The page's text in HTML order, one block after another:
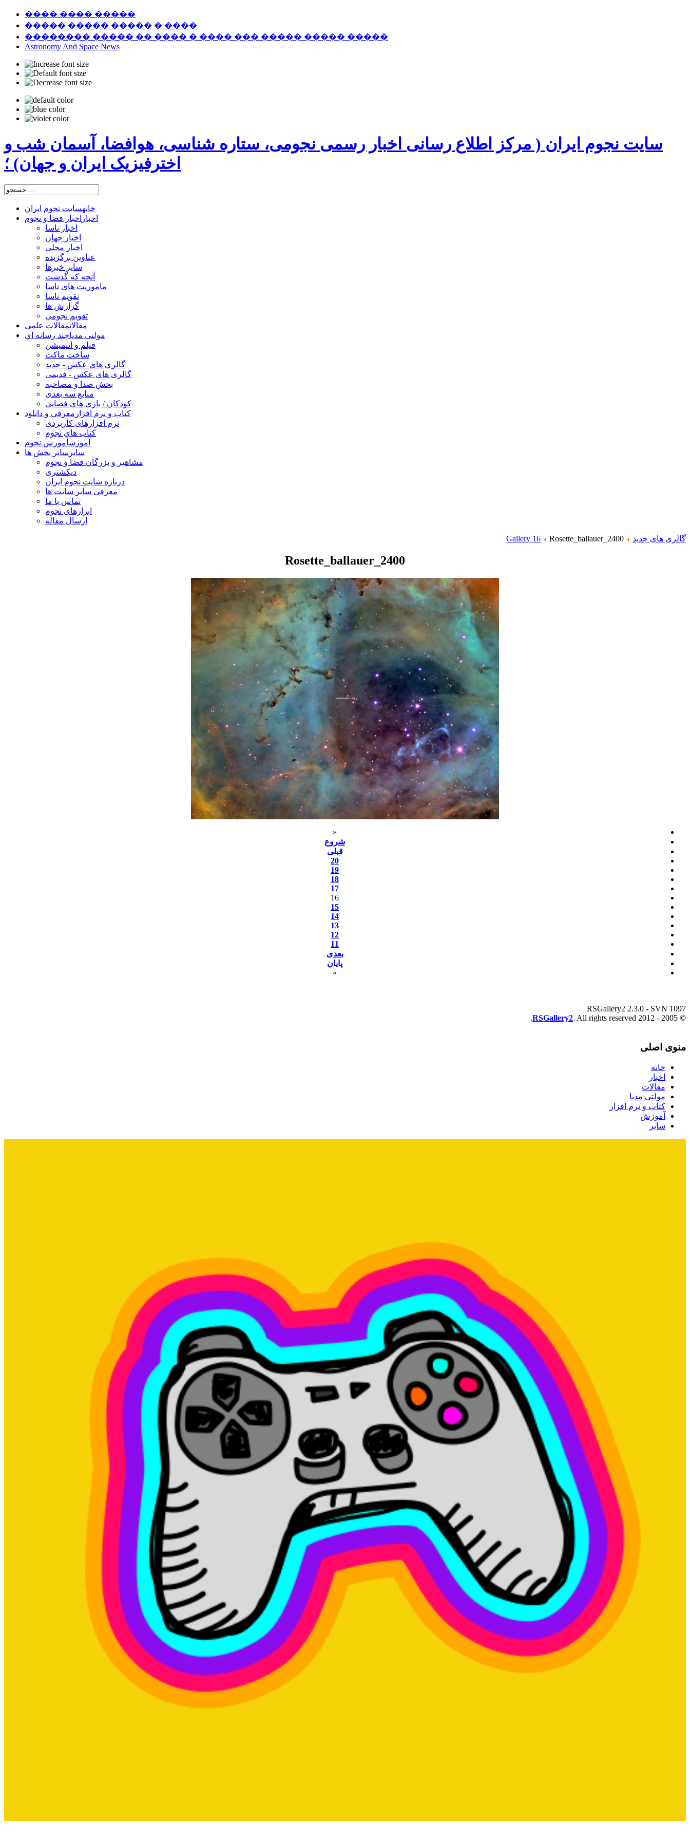
���� ���� �����
����� ����� ����� � ����
�������� ����� �� ���� � ���� ��� ����� ����� �����
Astronomy And Space News
سایت نجوم ایران ( مرکز اطلاع رسانی اخبار رسمی نجومی، ستاره شناسی، هوافضا، آسمان شب و
اخترفیزیک ایران و جهان) ؛
خانهسایت نجوم ایران
اخبار اخبار فضا و نجوم
اخبار ناسا
اخبار جهان
اخبار محلی
عناوین برگزیده
سایر خبرها
آنچه که گذشت
ماموریت های ناسا
تقویم ناسا
گزارش ها
تقویم نجومی
مقالاتمقالات علمی
مولتی مدیاچند رسانه اي
فیلم و انیمیشن
ساخت ماکت
گالری های عکس - جدید
گالری های عکس - قدیمی
بخش صدا و مصاحبه
منابع سه بعدی
کودکان / بازی های فضایی
کتاب و نرم افزار معرفی و دانلود
نرم افزارهای کاربردی
کتاب های نجوم
آموزشآموزش نجوم
سایر سایر بخش ها
مشاهیر و بزرگان فضا و نجوم
دیکشنری
درباره سایت نجوم ایران
معرفی سایر سایت ها
تماس با ما
ابزارهای نجوم
ارسال مقاله
گالری های جدید Gallery 16 Rosette_ballauer_2400
Rosette_ballauer_2400
«
شروع
قبلی
20
19
18
17
16
15
14
13
12
11
بعدی
پایان
»
RSGallery2 2.3.0 - SVN 1097
© 2005 - 2012
RSGallery2. All rights reserved.
منوی اصلی
خانه
اخبار
مقالات
مولتی مدیا
کتاب و نرم افزار
آموزش
سایر